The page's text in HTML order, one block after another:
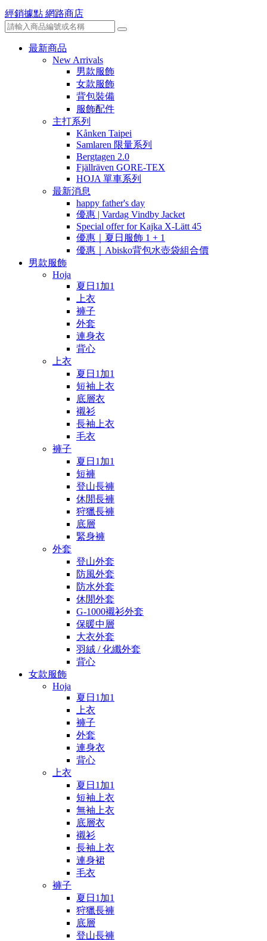
經銷據點 網路商店
最新商品
New Arrivals
男款服飾
女款服飾
背包裝備
服飾配件
主打系列
Kånken Taipei
Samlaren 限量系列
Bergtagen 2.0
Fjällräven GORE-TEX
HOJA 單車系列
最新消息
happy father's day
優惠 | Vardag Vindby Jacket
Special offer for Kajka X-Lätt 45
優惠｜夏日服飾 1 + 1
優惠｜Abisko背包水壺袋組合價
男款服飾
Hoja
夏日1加1
上衣
褲子
外套
連身衣
背心
上衣
夏日1加1
短袖上衣
底層衣
襯衫
長袖上衣
毛衣
褲子
夏日1加1
短褲
登山長褲
休閒長褲
狩獵長褲
底層
緊身褲
外套
登山外套
防風外套
防水外套
休閒外套
G-1000襯衫外套
保暖中層
大衣外套
羽絨 / 化纖外套
背心
女款服飾
Hoja
夏日1加1
上衣
褲子
外套
連身衣
背心
上衣
夏日1加1
短袖上衣
無袖上衣
底層衣
襯衫
長袖上衣
連身裙
毛衣
褲子
夏日1加1
狩獵長褲
底層
登山長褲